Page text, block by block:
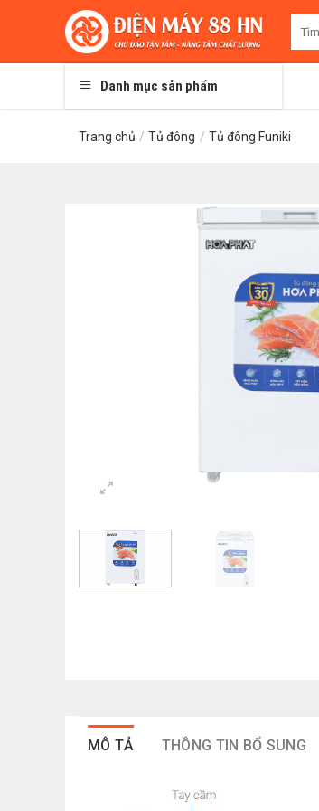
kiếm:
Danh mục sản phẩm
Trang chủ / Tủ đông / Tủ đông Funiki
MÔ TẢ THÔNG TIN BỔ SUNG